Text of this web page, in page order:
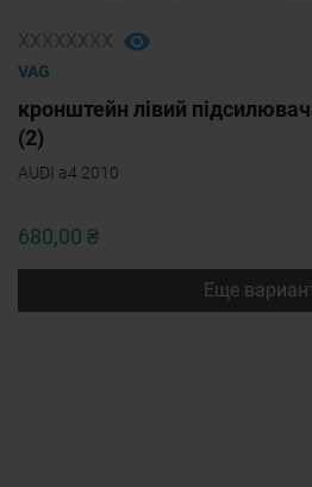
VAG
кронштейн лівий
(2)
AUDI a4 2010
680,00 ₴
Еще